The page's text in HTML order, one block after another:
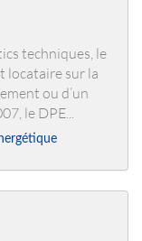
techniques, le
locataire sur la
ou d’un
le DPE...